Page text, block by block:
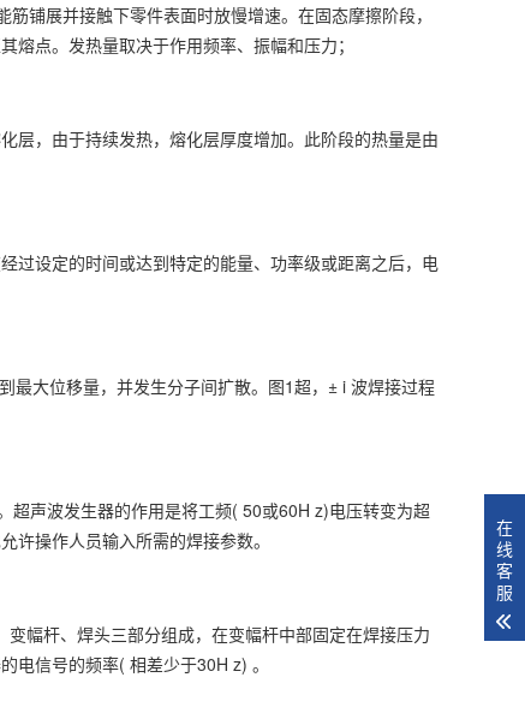
铺展并接触下零件表面时放慢增速。在固态摩擦阶段，
点。发热量取决于作用频率、振幅和压力；
，由于持续发热，熔化层厚度增加。此阶段的热量是由
设定的时间或达到特定的能量、功率级或距离之后，电
大位移量，并发生分子间扩散。图1超，± i 波焊接过程
声波发生器的作用是将工频( 50或60H z)电压转变为超
许操作人员输入所需的焊接参数。
幅杆、焊头三部分组成，在变幅杆中部固定在焊接压力
电信号的频率( 相差少于30H z) 。
在
线
客
服